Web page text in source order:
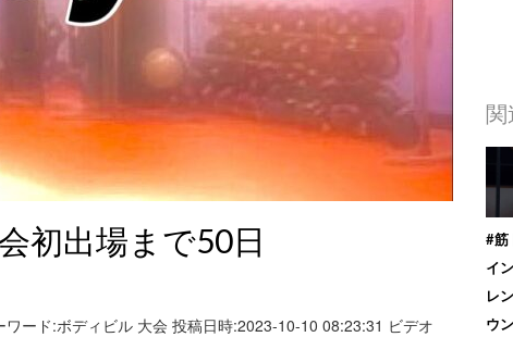
初出場まで50日
ード:ボディビル 大会 投稿日時:2023-10-10 08:23:31 ビデオ
関
#筋
イ
レ
ウ